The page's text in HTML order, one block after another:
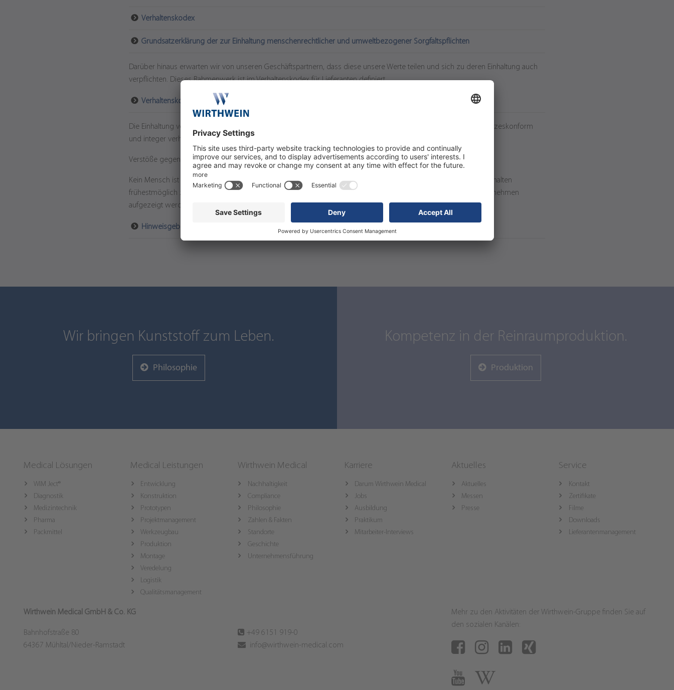
Verhaltenskodex
Grundsatzerklärung der zur Einhaltung menschenrechtlicher und umweltbezogener Sorgfaltspflichten
Darüber hinaus erwarten wir von unseren Geschäftspartnern, dass diese unsere Werte teilen und sich zu deren Einhaltung auch
verpflichten. Dieses Rahmenwerk ist im Verhaltenskodex für Lieferanten definiert.
Verhaltenskodex für Lieferanten
Die Einhaltung von Gesetzen, Regeln und internen Vorgaben hat bei uns höchste Priorität. Nur wenn wir uns gesetzeskonform
und integer verhalten, schützen wir unser Unternehmen, unsere Mitarbeiter und unsere Geschäftspartner.
Verstöße gegen Gesetze oder unsere Grundsätze können wir nicht dulden.
Kein Mensch ist ohne Fehler. Aus diesem Grund leben wir eine offene Fehlerkultur, versuchen potenzielles Fehlverhalten
frühestmöglich zu identifizieren und tragen mit unserem Hinweisgebersystem dazu bei, dass diese uns als Unternehmen
aufgezeigt werden können – registriert oder auch anonym.
Hinweisgebersystem
Wir bringen Kunststoff zum Leben.
Philosophie
Kompetenz in der Reinraumproduktion.
Produktion
Medical Lösungen
WIM Ject®
Diagnostik
Medizintechnik
Pharma
Packmittel
Medical Leistungen
Entwicklung
Konstruktion
Prototypen
Projektmanagement
Werkzeugbau
Produktion
Montage
Veredelung
Logistik
Qualitätsmanagement
Wirthwein Medical
Nachhaltigkeit
Compliance
Philosophie
Zahlen & Fakten
Standorte
Geschichte
Unternehmensführung
Karriere
Darum Wirthwein Medical
Jobs
Ausbildung
Praktikum
Mitarbeiter-Interviews
Aktuelles
Aktuelles
Messen
Presse
Service
Kontakt
Zertifikate
Filme
Downloads
Lieferantenmanagement
Wirthwein Medical GmbH & Co. KG
Bahnhofstraße 80
64367 Mühltal/Nieder-Ramstadt
+49 6151 919-0
info@wirthwein-medical.com
Mehr zu den Aktivitäten der Wirthwein-Gruppe finden Sie auf
den sozialen Kanälen: